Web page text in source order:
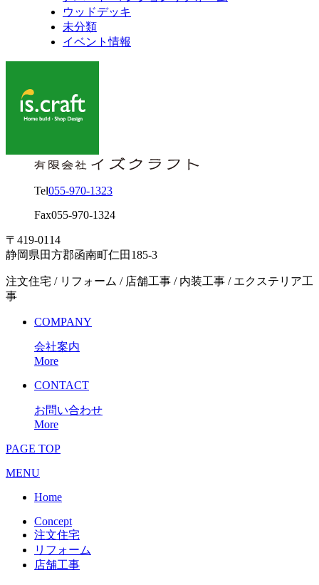
ウッドデッキ
未分類
イベント情報
Tel055-970-1323
Fax055-970-1324
〒419-0114
静岡県田方郡函南町仁田185-3
注文住宅 / リフォーム / 店舗工事 / 内装工事 / エクステリア工
事
COMPANY
会社案内
More
CONTACT
お問い合わせ
More
PAGE TOP
MENU
Home
Concept
注文住宅
リフォーム
店舗工事